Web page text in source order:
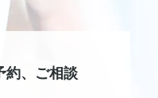
、 ご相談